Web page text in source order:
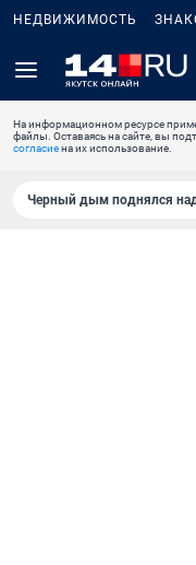
НЕДВИЖИМОСТЬ
На информационном ресурсе
файлы. Оставаясь на сайте, вы
согласиена их использование.
Черный дым поднялся